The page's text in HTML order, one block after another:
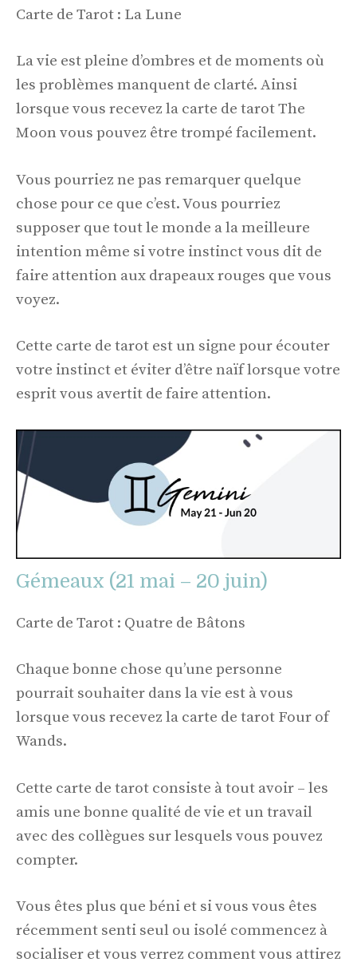
Carte de Tarot : La Lune
La vie est pleine d’ombres et de moments où
les problèmes manquent de clarté. Ainsi
lorsque vous recevez la carte de tarot The
Moon vous pouvez être trompé facilement.
Vous pourriez ne pas remarquer quelque
chose pour ce que c’est. Vous pourriez
supposer que tout le monde a la meilleure
intention même si votre instinct vous dit de
faire attention aux drapeaux rouges que vous
voyez.
Cette carte de tarot est un signe pour écouter
votre instinct et éviter d’être naïf lorsque votre
esprit vous avertit de faire attention.
Gémeaux (21 mai – 20 juin)
Carte de Tarot : Quatre de Bâtons
Chaque bonne chose qu’une personne
pourrait souhaiter dans la vie est à vous
lorsque vous recevez la carte de tarot Four of
Wands.
Cette carte de tarot consiste à tout avoir – les
amis une bonne qualité de vie et un travail
avec des collègues sur lesquels vous pouvez
compter.
Vous êtes plus que béni et si vous vous êtes
récemment senti seul ou isolé commencez à
socialiser et vous verrez comment vous attirez